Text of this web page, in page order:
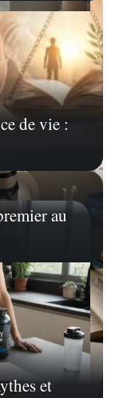
au
de vie :
et
ce
y
est